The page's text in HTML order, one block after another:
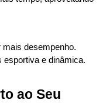
desempenho.
e dinâmica.
ao Seu